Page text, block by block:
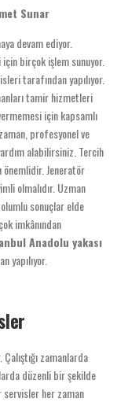
Sunar
devam ediyor.
birçok işlem sunuyor.
tarafından yapılıyor.
tamir hizmetleri
için kapsamlı
profesyonel ve
alabilirsiniz. Tercih
önemlidir. Jeneratör
olmalıdır. Uzman
sonuçlar elde
imkânından
Anadolu yakası
yapılıyor.
zamanlarda
düzenli bir şekilde
servisler her zaman